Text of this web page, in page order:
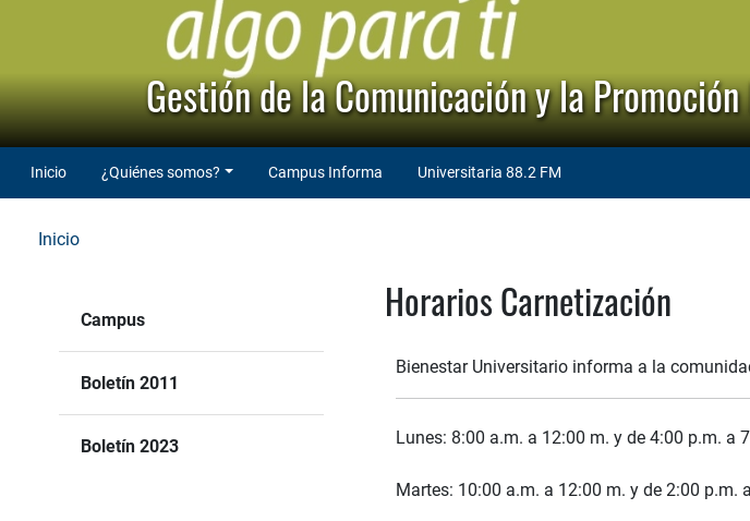
Gestión de la Comunicación y la
Inicio ¿Quiénes somos? Campus Informa Universitaria 88.2 FM
Inicio
Campus
Boletín 2011
Boletín 2023
Horarios Carnetización
Bienestar Universitario informa a la
Lunes: 8:00 a.m. a 12:00 m. y de 4:00 p.m. a
Martes: 10:00 a.m. a 12:00 m. y de 2:00 p.m.